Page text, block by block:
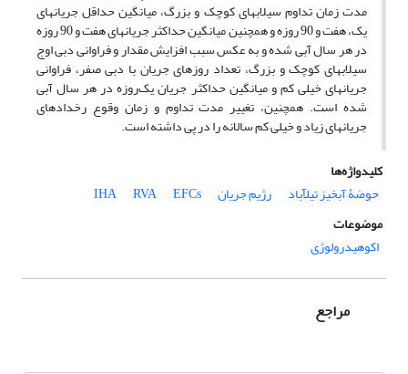
مدت زمان تداوم سیلاب‎های کوچک و بزرگ، میانگین حداقل جریان‎های
یک، هفت و 90 روزه و همچنین میانگین حداکثر جریان‎های هفت و 90 روزه
در هر سال آبی شده و به عکس سبب افزایش مقدار و فراوانی دبی اوج
سیلاب‎های کوچک و بزرگ، تعداد روزهای جریان با دبی صفر، فراوانی
جریان‎های خیلی کم و میانگین حداکثر جریان یک‌روزه در هر سال آبی
شده است. همچنین، تغییر مدت تداوم و زمان وقوع رخدادهای
جریان‏های زیاد و خیلی کم سالانه را در پی داشته است.
کلیدواژه‌ها
حوضۀ آبخیز تیل‏آباد
رژیم جریان IHA RVA
EFCs
موضوعات
اکوهیدرولوژی
مراجع